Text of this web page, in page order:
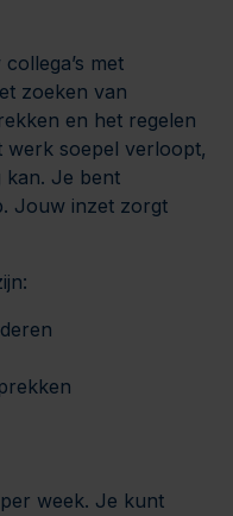
met
zoeken van
en het regelen
werk soepel verloopt,
kan. Je bent
Jouw inzet zorgt
week. Je kunt